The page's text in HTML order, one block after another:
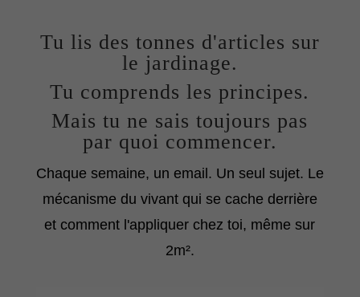
Tu lis des tonnes d'articles sur
le jardinage.
Tu comprends les principes.
Mais tu ne sais toujours pas
par quoi commencer.
Chaque semaine, un email. Un seul sujet. Le
mécanisme du vivant qui se cache derrière
et comment l'appliquer chez toi, même sur
2m².